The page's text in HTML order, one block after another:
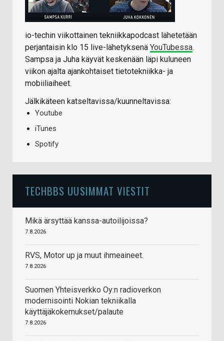
io-techin viikottainen tekniikkapodcast lähetetään
perjantaisin klo 15 live-lähetyksenä YouTubessa.
Sampsa ja Juha käyvät keskenään läpi kuluneen
viikon ajalta ajankohtaiset tietotekniikka- ja
mobiiliaiheet.
Jälkikäteen katseltavissa/kuunneltavissa:
Youtube
iTunes
Spotify
TECHBBS UUSIMMAT VIESTIT
Mikä ärsyttää kanssa-autoilijoissa?
7.8.2026
RVS, Motor up ja muut ihmeaineet.
7.8.2026
Suomen Yhteisverkko Oy:n radioverkon
modernisointi Nokian tekniikalla
käyttäjäkokemukset/palaute
7.8.2026